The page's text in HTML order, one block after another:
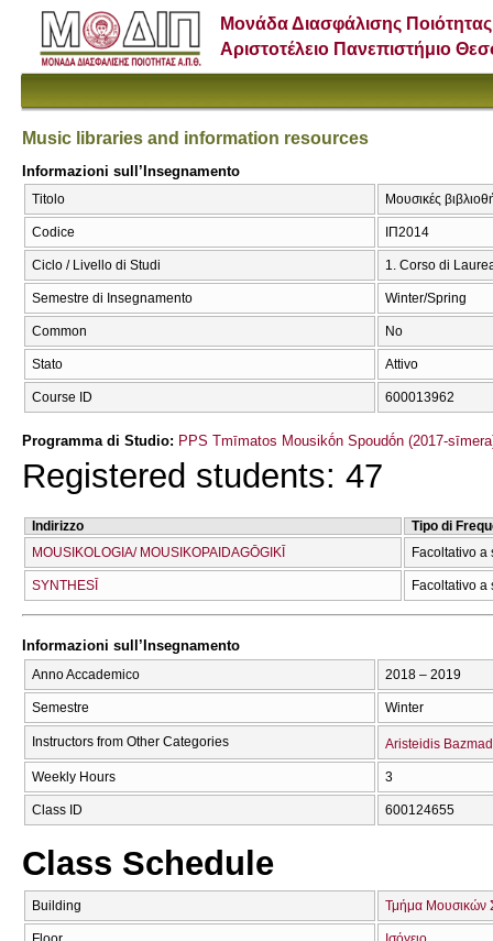
Μονάδα Διασφάλισης Ποιότητας
Αριστοτέλειο Πανεπιστήμιο
Music libraries and information resources
Informazioni sull’Insegnamento
Titolo Μουσικές
Codice ΙΠ2014
Ciclo / Livello di Studi 1. Corso di
Semestre di Insegnamento Winter/Spring
Common No
Stato Attivo
Course ID 600013962
Programma di Studio: PPS Tmīmatos Mousikṓn Spoudṓn (2017-
Registered students: 47
Indirizzo
Tipo di
MOUSIKOLOGIA/ MOUSIKOPAIDAGŌGIKĪ
Facoltativo a
SYNTHESĪ Facoltativo a
Informazioni sull’Insegnamento
Anno Accademico 2018 – 2019
Semestre Winter
Instructors from Other Categories Aristeidis
Weekly Hours 3
Class ID 600124655
Class Schedule
Building Τμήμα Μουσικών